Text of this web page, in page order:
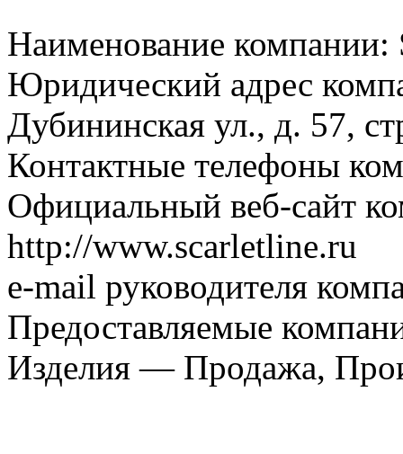
Наименование
Юридический адрес
Дубининская ул., д. 57,
Контактные телефоны
Официальный веб-сайт
http://www.scarletline.ru
e-mail руководителя
Предоставляемые
Изделия — Продажа,